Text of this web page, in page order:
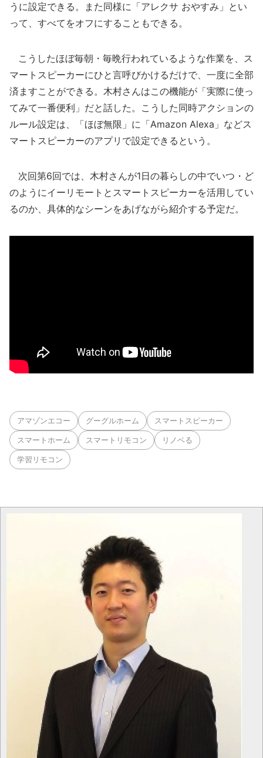
うに設定できる。また同様に「アレクサ おやすみ」とい
って、すべてをオフにすることもできる。
こうしたほぼ毎朝・毎晩行われているような作業を、ス
マートスピーカーにひと言呼びかけるだけで、一度に全部
済ますことができる。木村さんはこの機能が「実際に使っ
てみて一番便利」だと話した。こうした同時アクションの
ルール設定は、「ほぼ無限」に「Amazon Alexa」などス
マートスピーカーのアプリで設定できるという。
次回第6回では、木村さんが1日の暮らしの中でいつ・ど
のようにイーリモートとスマートスピーカーを活用してい
るのか、具体的なシーンをあげながら紹介する予定だ。
アマゾンエコー グーグルホーム スマートスピーカー
スマートホーム スマートリモコン リノベる
学習リモコン